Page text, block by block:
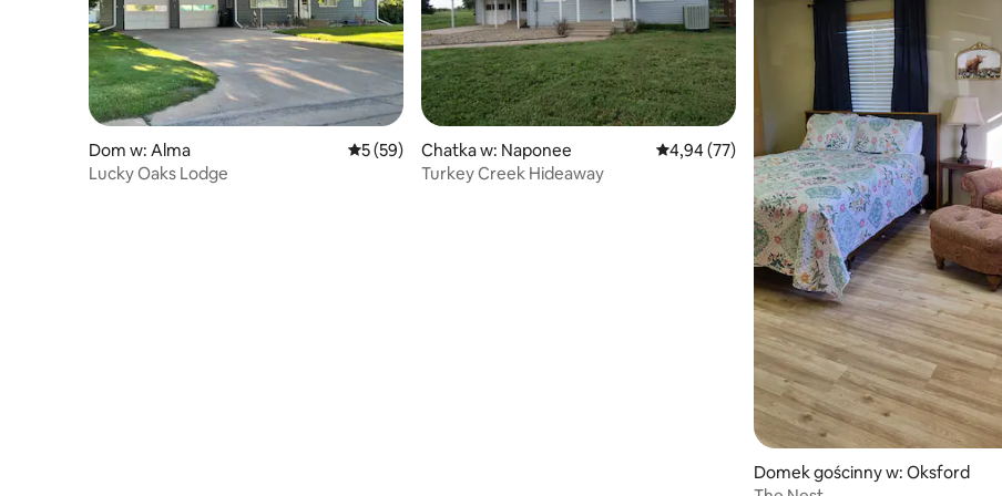
Dom w: Alma Średnia ocena: 5 na 5, liczba recenzji: 59
5 (59)
Lucky Oaks Lodge
Chatka w: Naponee Średnia ocena: 4,94 na 5, liczba recenzji: 77
4,94 (77)
Turkey Creek Hideaway
Domek gościnny w: Oksford